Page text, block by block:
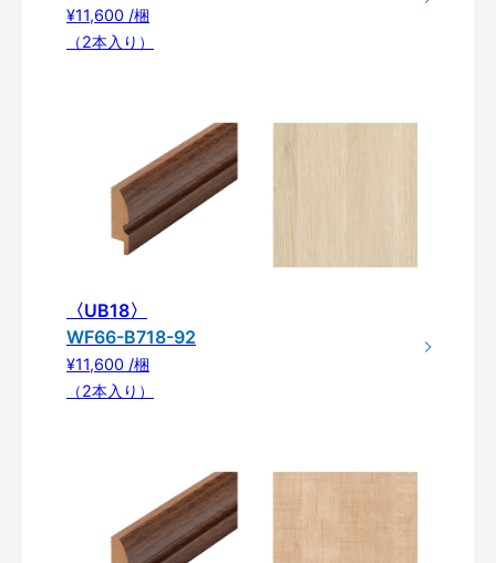
¥11,600 /梱
（2本入り）
〈UB18〉
WF66-B718-92
¥11,600 /梱
（2本入り）